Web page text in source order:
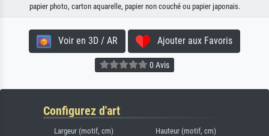
papier photo, carton aquarelle, papier non couché ou papier japonais.
Voir en 3D / AR Ajouter aux Favoris
0 Avis
Configurez d'art
Largeur (motif, cm) Hauteur (motif, cm)